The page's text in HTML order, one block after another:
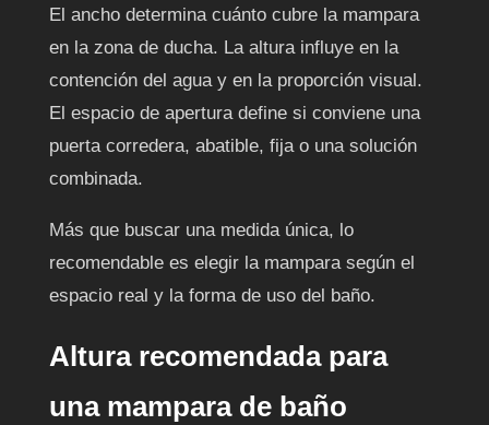
El ancho determina cuánto cubre la mampara
en la zona de ducha. La altura influye en la
contención del agua y en la proporción visual.
El espacio de apertura define si conviene una
puerta corredera, abatible, fija o una solución
combinada.
Más que buscar una medida única, lo
recomendable es elegir la mampara según el
espacio real y la forma de uso del baño.
Altura recomendada para
una mampara de baño